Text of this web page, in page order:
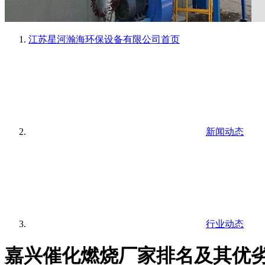
江苏星河瀚海环保设备有限公司 首页
新闻动态
行业动态
嘉兴催化燃烧厂家排名及其优